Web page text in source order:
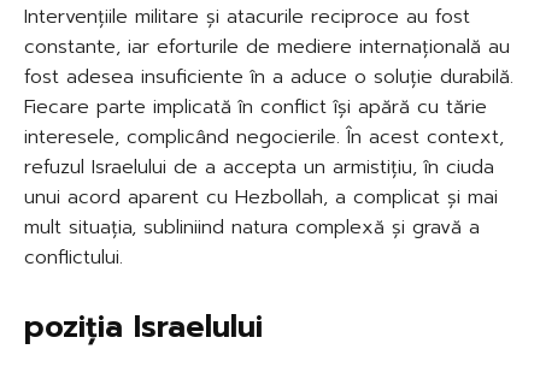
Intervențiile militare și atacurile reciproce au fost
constante, iar eforturile de mediere internațională au
fost adesea insuficiente în a aduce o soluție durabilă.
Fiecare parte implicată în conflict își apără cu tărie
interesele, complicând negocierile. În acest context,
refuzul Israelului de a accepta un armistițiu, în ciuda
unui acord aparent cu Hezbollah, a complicat și mai
mult situația, subliniind natura complexă și gravă a
conflictului.
poziția Israelului